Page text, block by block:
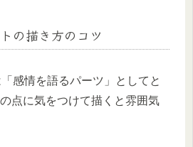
の描き方のコツ
感情を語るパーツ」としてと
点に気をつけて描くと雰囲気